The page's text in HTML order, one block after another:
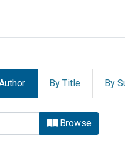
By Title By
by Author
Browse